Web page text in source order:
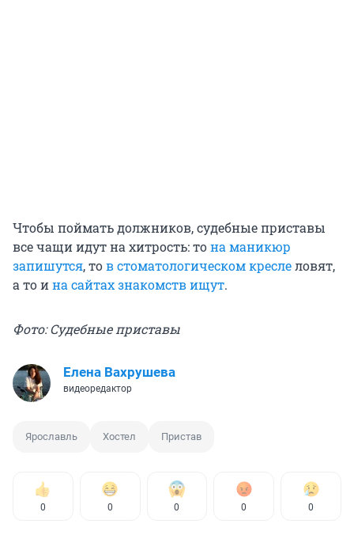
Чтобы поймать должников, судебные приставы
все чащи идут на хитрость: тона маникюр
запишутся, тов стоматологическом креслеловят,
а то ина сайтах знакомств ищут.
Фото: Судебные приставы
Елена Вахрушева
видеоредактор
Ярославль Хостел Пристав
0 0 0 0 0